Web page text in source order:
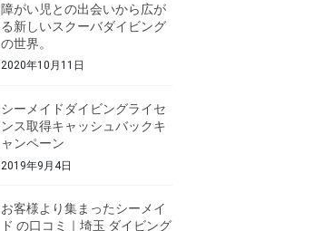
障がい児との出会いから広が
る新しいスクーバダイビング
の世界。
2020年10月11日
シーメイドダイビングライセ
ンス取得キャッシュバックキ
ャンペーン
2019年9月4日
お客様より集まったシーメイ
ド の口コミ｜埼玉 ダイビング